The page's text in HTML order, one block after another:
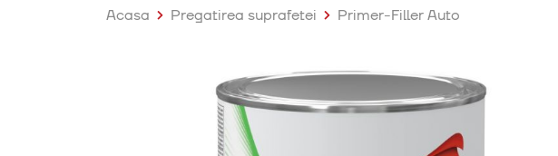
Acasa Pregatirea suprafetei Primer-Filler Auto